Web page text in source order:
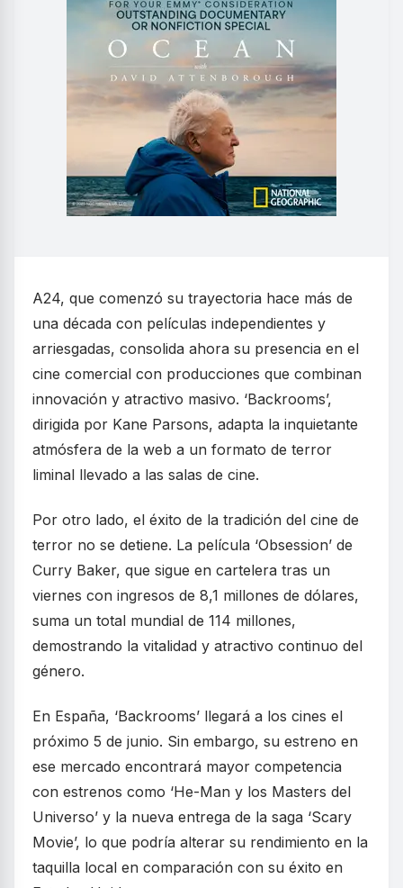
A24, que comenzó su trayectoria hace más de
una década con películas independientes y
arriesgadas, consolida ahora su presencia en el
cine comercial con producciones que combinan
innovación y atractivo masivo. ‘Backrooms’,
dirigida por Kane Parsons, adapta la inquietante
atmósfera de la web a un formato de terror
liminal llevado a las salas de cine.
Por otro lado, el éxito de la tradición del cine de
terror no se detiene. La película ‘Obsession’ de
Curry Baker, que sigue en cartelera tras un
viernes con ingresos de 8,1 millones de dólares,
suma un total mundial de 114 millones,
demostrando la vitalidad y atractivo continuo del
género.
En España, ‘Backrooms’ llegará a los cines el
próximo 5 de junio. Sin embargo, su estreno en
ese mercado encontrará mayor competencia
con estrenos como ‘He-Man y los Masters del
Universo’ y la nueva entrega de la saga ‘Scary
Movie’, lo que podría alterar su rendimiento en la
taquilla local en comparación con su éxito en